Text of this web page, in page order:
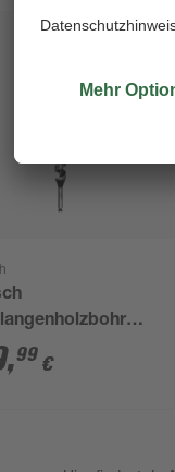
x 450 mm
,99 €